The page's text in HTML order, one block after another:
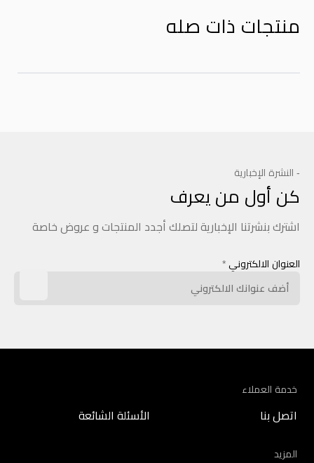
منتجات ذات صله
- النشرة الإخبارية
كن أول من يعرف
اشترك بنشرتنا الإخبارية لتصلك أجدد المنتجات و عروض خاصة
العنوان الالكتروني *
خدمة العملاء
اتصل بنا الأسئلة الشائعة
المزيد